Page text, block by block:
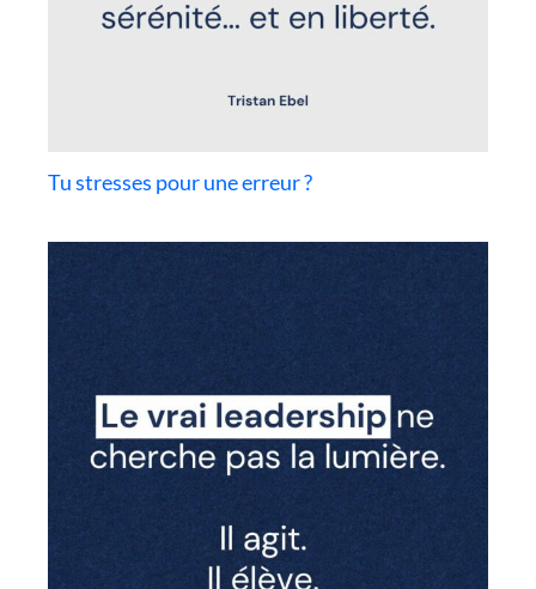
Tu stresses pour une erreur ?